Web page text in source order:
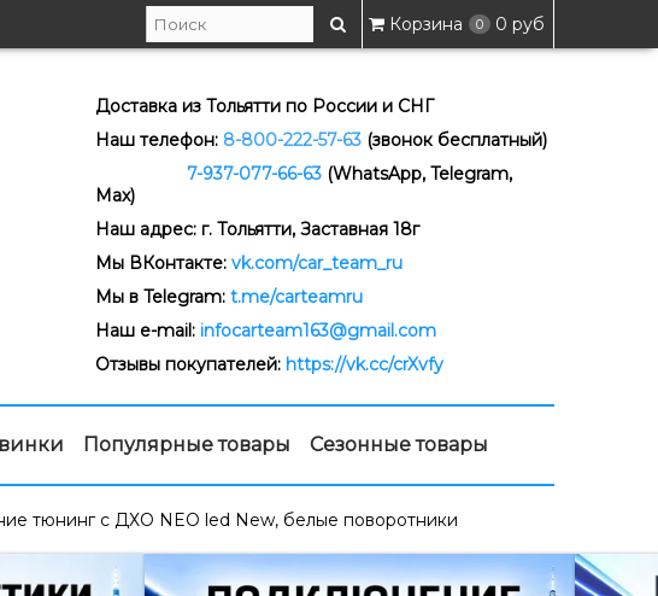
Корзина 0 0 руб
Доставка из Тольятти по России и СНГ
Наш телефон: 8-800-222-57-63 (звонок бесплатный)
7-937-077-66-63 (WhatsApp, Telegram,
Max)
Наш адрес: г. Тольятти, Заставная 18г
Мы ВКонтакте: vk.com/car_team_ru
Мы в Telegram: t.me/carteamru
Наш e-mail: infocarteam163@gmail.com
Отзывы покупателей: https://vk.cc/crXvfy
Популярные товары Сезонные товары
тюнинг c ДХО NEO led New, белые поворотники
2111 ПЕРЕДНИЕ ТЮНИНГ C ДХО NEO LED NEW,